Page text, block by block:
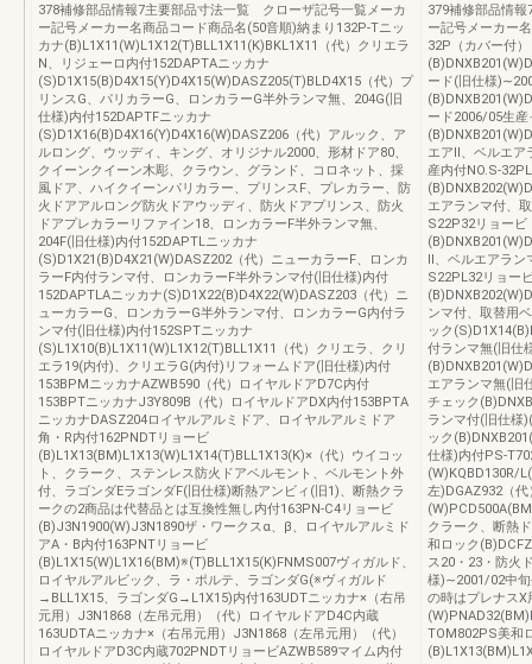
378補修部品情報7主要部品寸法一覧 クローザ記号一覧メーカ
ー記号メーカー名商品コード商品名(50音順)納まり132P-Tニッ
カナ(B)L1X11(W)L1X12(T)BLL1X11(K)BKL1X11（代）クリエラ
N、リジェーロ内付152DAPTAニッカナ
(S)D1X15(B)D4X15(Y)D4X15(W)DASZ205(T)BLD4X15（代）プ
リンスG、パリカラーG、ロンカラーG半外ランマ無、204G(旧
仕様)内付152DAPTFニッカナ
(S)D1X16(B)D4X16(Y)D4X16(W)DASZ206（代）アルック、ア
ルロング、ウッディ、キング、オリジナル2000、形材ドア80、
クイーンクイーン木彫、クラウン、グランド、コロネット、採
風ドア、ハイクイーンパリカラー、プリンスF、プレカラー、防
火ドアアルロング防火ドアウッディ、防火ドアプリンス、防火
ドアプレカラーリファイン18、ロンカラーF半外ランマ無、
204F(旧仕様)内付152DAPTLニッカナ
(S)D1X21(B)D4X21(W)DASZ202（代）ニューカラーF、ロンカ
ラーF内付ランマ付、ロンカラーF半外ランマ付(旧仕様)内付
152DAPTLAニッカナ(S)D1X22(B)D4X22(W)DASZ203（代）ニ
ューカラーG、ロンカラーG半外ランマ付、ロンカラーG内付ラ
ンマ付(旧仕様)内付152SPTニッカナ
(S)L1X10(B)L1X11(W)L1X12(T)BLL1X11（代）クリエラ、クリ
エラ19(内付)、クリエラG(内付)リフォームドア(旧仕様)内付
153BPMニッカナAZWB590（代）ロイヤルドアD7C内付
153BPTニッカナJ3Y809B（代）ロイヤルドアDX内付153BPTA
ニッカナDASZ204ロイヤルアルミドア、ロイヤルアルミドア
角・R内付162PNDTリョービ
(B)L1X13(BM)L1X13(W)L1X14(T)BLL1X13(K)×（代）ウイコッ
ト、クラーク、ステンレス防火ドアベルモント、ベルモント外
付、ラゴンダEラゴンダF(旧仕様)断熱アンビィ(旧1)、断熱クラ
ークの2商品は代替品とは互換性無し内付163PN-C4リョービ
(B)J3N1900(W)J3N1890ザ・ワークスα、β、ロイヤルアルミド
アA・B内付163PNTリョービ
(B)L1X15(W)L1X16(BM)※(T)BLL1X15(K)FNMS007ヴィガルド、
ロイヤルアルビック、ラ・ポルテ、ラゴンダG(※ヴィガルド
→BLL1X15、ラゴンダG→L1X15)内付163UDTニッカナ×（右吊
元用）J3N1868（左吊元用）（代）ロイヤルドアD4C内蔵
163UDTAニッカナ×（右吊元用）J3N1868（左吊元用）（代）
ロイヤルドアD3C内蔵702PNDTリョービAZWB589マイム内付
379補修部品情
ー記号メーカー
32P（カバー付
ード(旧仕様
ード2006/05生
エアⅡ、ベルエ
産内付NO.S-
エアランマ付、
S22P32リョービ
Ⅱ、ベルエアラ
S22PL32リョー
ンマ付、取替用
ック
付ランマ無(旧仕
エアランマ無(旧
チェック
ランマ付(旧仕様
ック
仕様)内付PS-
(W)KQBD130R/
左)DGAZ932（
クラーク、断熱
和ロック
ス20・23・防火
様)∼2001/02中旬
の時はプレナス
TOM802PS美和